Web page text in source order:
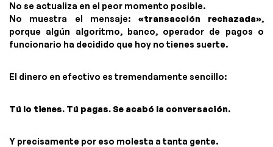
No se actualiza en el peor momento posible.
No muestra el mensaje: «transacción rechazada»,
porque algún algoritmo, banco, operador de pagos o
funcionario ha decidido que hoy no tienes suerte.
El dinero en efectivo es tremendamente sencillo:
Tú lo tienes. Tú pagas. Se acabó la conversación.
Y precisamente por eso molesta a tanta gente.